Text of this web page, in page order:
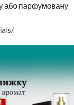
або парфумовану